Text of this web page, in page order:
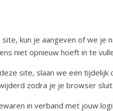
kun je aangeven of we
niet opnieuw hoeft in te
site, slaan we een
zodra je je browser sluit.
in verband met jouw